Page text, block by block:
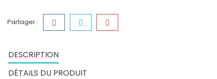
Partager :
DESCRIPTION
DÉTAILS DU PRODUIT